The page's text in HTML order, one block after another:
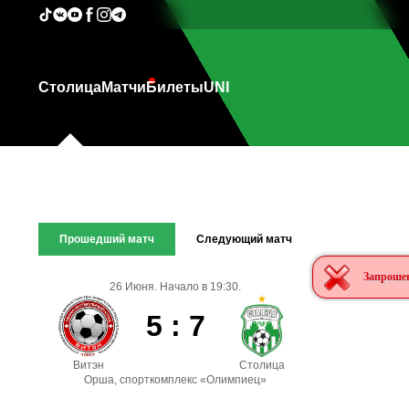
СтолицаМатчи БилетыUNI
Прошедший матч Следующий матч
26 Июня. Начало в 19:30.
5 : 7
Витэн
Столица
Орша, спорткомплекс «Олимпиец»